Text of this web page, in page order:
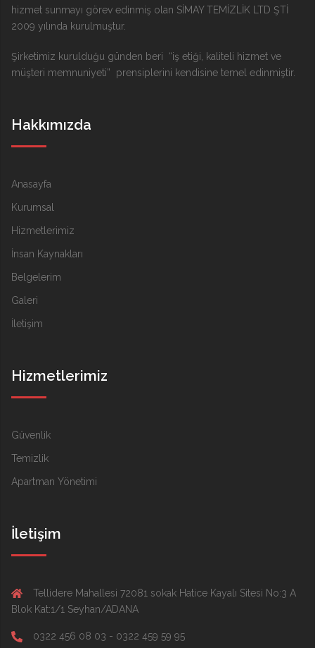
hizmet sunmayı görev edinmiş olan SİMAY TEMİZLİK LTD ŞTİ
2009 yılında kurulmuştur.
Şirketimiz kurulduğu günden beri “iş etiği, kaliteli hizmet ve
müşteri memnuniyeti” prensiplerini kendisine temel edinmiştir.
Hakkımızda
Anasayfa
Kurumsal
Hizmetlerimiz
İnsan Kaynakları
Belgelerim
Galeri
İletişim
Hizmetlerimiz
Güvenlik
Temizlik
Apartman Yönetimi
İletişim
Tellidere Mahallesi 72081 sokak Hatice Kayalı Sitesi No:3 A
Blok Kat:1/1 Seyhan/ADANA
0322 456 08 03 - 0322 459 59 95